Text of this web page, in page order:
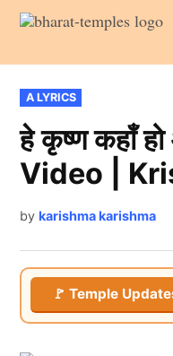
Skip
content
POSTED
IN
A LYRICS
हे कृष्ण कहाँ
Video |
by karishma karishma
🚩 Temple